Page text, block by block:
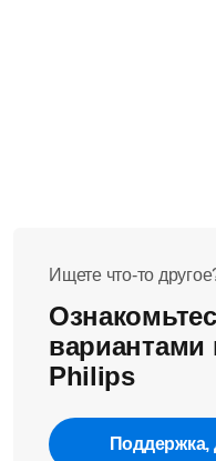
Ищете что-то
вариантами
Philips